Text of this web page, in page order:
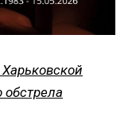
обстрела